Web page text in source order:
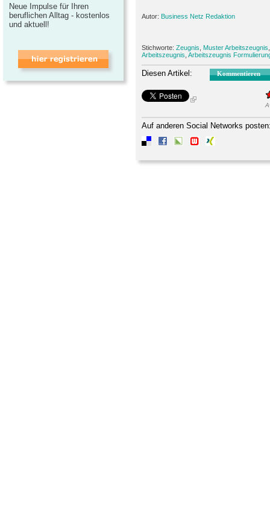
Autor: Business Netz Redaktion
Stichworte: Zeugnis Muster Arbeitszeugnis
Arbeitszeugnis Arbeitszeugnis
Diesen Artikel: Kommentieren
Auf anderen Social Networks
Neue Impulse für Ihren
beruflichen Alltag - kostenlos
und aktuell!